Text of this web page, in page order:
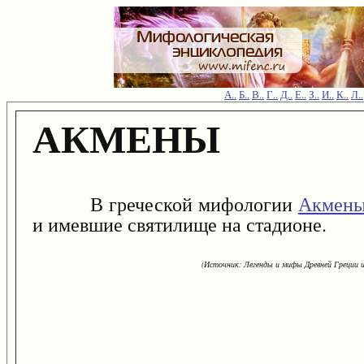
А..Б..В..Г..Д..Е..З..И..К..Л..
АКМЕНЫ
В греческой мифологии
и имевшие святилище на стадионе.
(Источник: Легенды и мифы Древней